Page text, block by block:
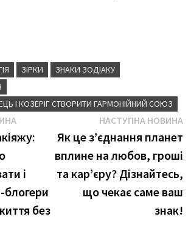
ЗІРКИ
ЗНАКИ ЗОДІАКУ
І КОЗЕРІГ СТВОРИТИ ГАРМОНІЙНИЙ СОЮЗ
Попередня
новина
і
блогери
без
НАСТУПНА НОВИНА
Як це з’єднання планет
вплине на любов, гроші
та кар’єру? Дізнайтесь,
що чекає саме ваш
знак!